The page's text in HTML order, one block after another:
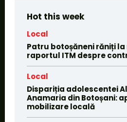
Hot this week
Local
Patru botoșăneni răniți
raportul ITM despre
Local
Dispariția adolescentei
Anamaria din Botoșani:
mobilizare locală